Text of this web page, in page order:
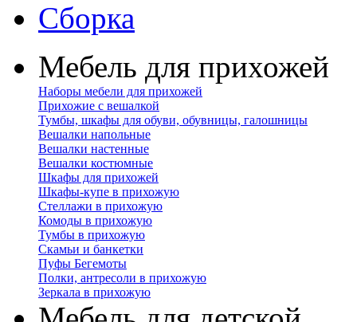
Сборка
Мебель для прихожей
Наборы мебели для прихожей
Прихожие с вешалкой
Тумбы, шкафы для обуви, обувницы, галошницы
Вешалки напольные
Вешалки настенные
Вешалки костюмные
Шкафы для прихожей
Шкафы-купе в прихожую
Стеллажи в прихожую
Комоды в прихожую
Тумбы в прихожую
Скамьи и банкетки
Пуфы Бегемоты
Полки, антресоли в прихожую
Зеркала в прихожую